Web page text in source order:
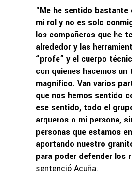
“Me he sentido bastante
mi rol y no es solo
los compañeros que he
alrededor y las
“profe” y el cuerpo
con quienes hacemos un
magnifico. Van varios
que nos hemos sentido
ese sentido, todo el
arqueros o mi persona,
personas que estamos
aportando nuestro
para poder defender los
sentenció Acuña.